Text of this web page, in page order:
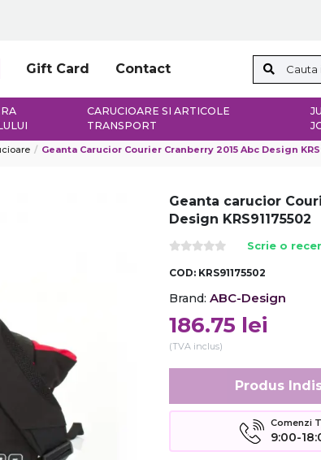
Gift Card Contact
CARUCIOARE SI ARTICOLE
TRANSPORT
Geanta Carucior Courier Cranberry 2015 Abc Design
Geanta carucior
Design KRS91175502
Scrie o
COD: KRS91175502
Brand: ABC-Design
186.75 lei
(TVA inclus)
Produs
Comenzi
9:00-